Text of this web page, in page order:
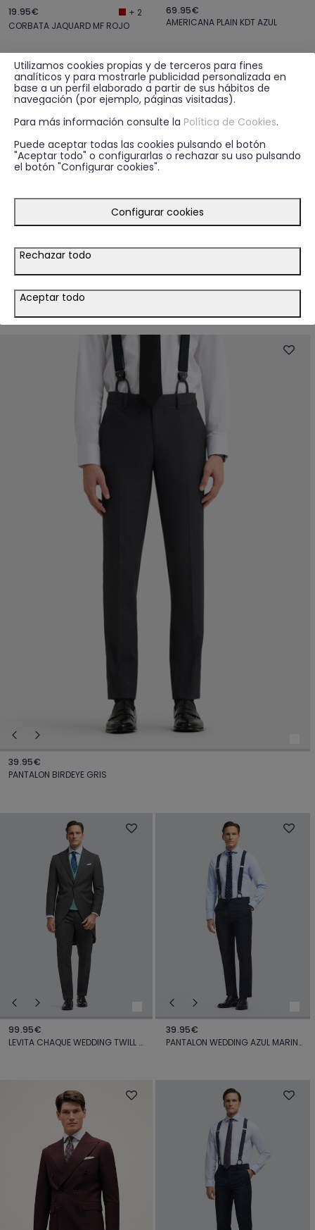
19.95€
+ 2
CORBATA JAQUARD MF ROJO
69.95€
AMERICANA PLAIN KDT AZUL
CORBATA JAQUARD MF ROJO
39.95€
PANTALON BIRDEYE GRIS
99.95€
LEVITA CHAQUE WEDDING TWILL GRIS
39.95€
PANTALON WEDDING AZUL MARINO
Utilizamos cookies propias y de terceros para fines
analíticos y para mostrarle publicidad personalizada en
base a un perfil elaborado a partir de sus hábitos de
navegación (por ejemplo, páginas visitadas).
Para más información consulte la Política de Cookies.
Puede aceptar todas las cookies pulsando el botón
"Aceptar todo" o configurarlas o rechazar su uso pulsando
el botón "Configurar cookies".
Configurar cookies
Rechazar todo
Aceptar todo